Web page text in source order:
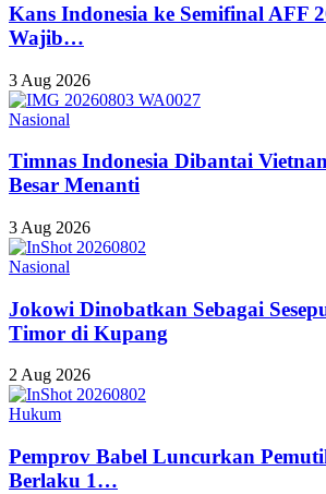
Kans Indonesia ke Semifinal AFF
Wajib…
3 Aug 2026
Nasional
Timnas Indonesia Dibantai
Besar Menanti
3 Aug 2026
Nasional
Jokowi Dinobatkan Sebagai
Timor di Kupang
2 Aug 2026
Hukum
Pemprov Babel Luncurkan
Berlaku 1…